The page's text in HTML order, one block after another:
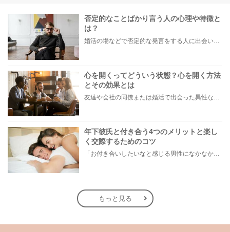
否定的なことばかり言う人の心理や特徴と
は？
心を開くってどういう状態？心を開く方法
とその効果とは
友達や会社の同僚または婚活で出会った異性などに対して、なかなか本心を見せられず「どうしたら本当の自分が出せるのだろう…」とお悩みの方もいらっしゃいます。 そこで今回は、上手く心を開けない皆さんに「心を開くとはどういうことか」をまずは知ってもらい、具体的に心を開く方法と恋愛・婚活などの対人関係でもたらされる効果をご紹介します。
年下彼氏と付き合う4つのメリットと楽し
く交際するためのコツ
「お付き合いしたいなと感じる男性になかなか出会えない…」といったお悩みを持つ女性もいらっしゃるのでは？ もし今まで同い年や年上男性との出会いばかり探していて出会いが見つからなかったのなら、年下の男性を恋人候補に入れることをおすすめします。 今回は年下彼氏とお付き合いするメリットと、年下彼氏との恋人生活をより楽しむためのポイントをご紹介します。
もっと見る